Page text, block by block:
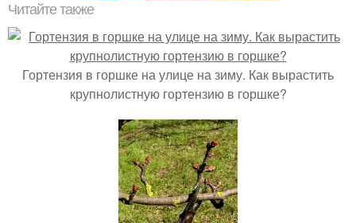
Читайте также
Гортензия в горшке на улице на зиму. Как вырастить
крупнолистную гортензию в горшке?